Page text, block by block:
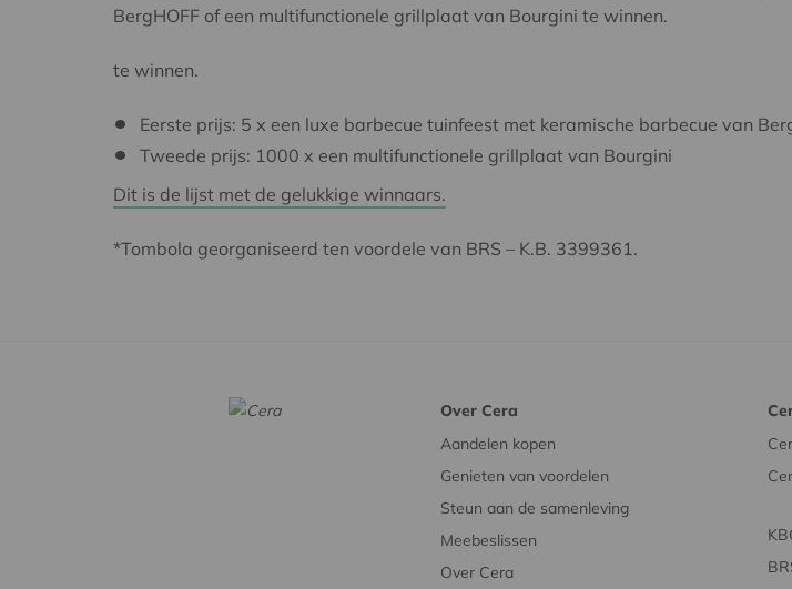
BergHOFF of een multifunctionele grillplaat van Bourgini te winnen.
te winnen.
Eerste prijs: 5 x een luxe barbecue tuinfeest met keramische barbecue van
Tweede prijs: 1000 x een multifunctionele grillplaat van Bourgini
Dit is de lijst met de gelukkige winnaars.
*Tombola georganiseerd ten voordele van BRS – K.B. 3399361.
Over Cera
Aandelen kopen
Genieten van voordelen
Steun aan de samenleving
Meebeslissen
Over Cera